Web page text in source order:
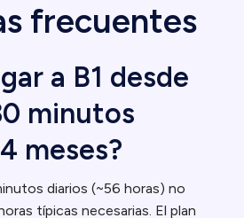
frecuentes
a B1 desde
minutos
meses?
diarios (~56 horas) no
típicas necesarias. El plan